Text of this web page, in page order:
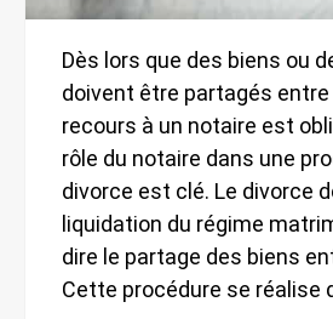
Dès lors que des biens ou
doivent être partagés entre
recours à un notaire est
rôle du notaire dans une
divorce est clé. Le divorce
liquidation du régime
dire le partage des biens
Cette procédure se réalise